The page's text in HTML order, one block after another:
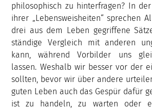
philosophisch zu hinterfragen? In
ihrer „Lebensweisheiten“ sprechen
drei aus dem Leben gegriffene
ständige Vergleich mit anderen
kann, während Vorbilder uns
lassen. Weshalb wir besser vor der
sollten, bevor wir über andere
guten Leben auch das Gespür dafür
ist zu handeln, zu warten oder